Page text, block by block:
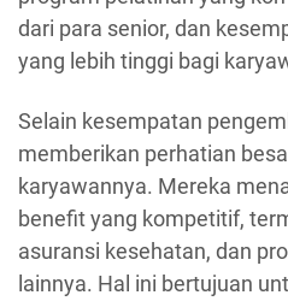
dari para senior, dan
yang lebih tinggi bagi
Selain kesempatan
memberikan perhatian
karyawannya. Mereka
benefit yang kompetitif,
asuransi kesehatan, dan
lainnya. Hal ini bertujuan